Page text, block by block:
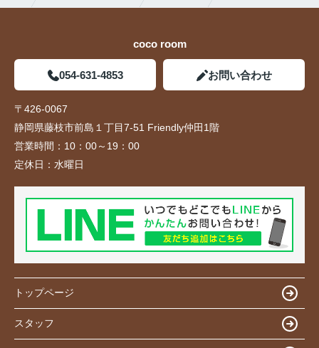
coco room
054-631-4853 お問い合わせ
〒426-0067
静岡県藤枝市前島１丁目7-51 Friendly仲田1階
営業時間： 10：00～19：00
定休日： 水曜日
トップページ
スタッフ